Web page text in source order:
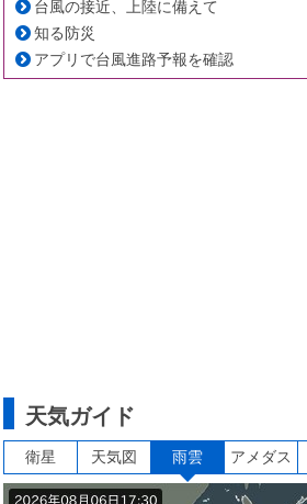
台風の接近、上陸に備えて
知る防災
アプリで台風進路予報を確認
天気ガイド
衛星 天気図 雨雲 アメダス